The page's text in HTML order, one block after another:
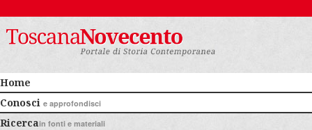
Home
Conosci e approfondisci
Ricercain fonti e materiali